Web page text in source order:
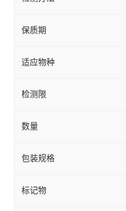
保质期
适应物种
检测限
数量
包装规格
标记物